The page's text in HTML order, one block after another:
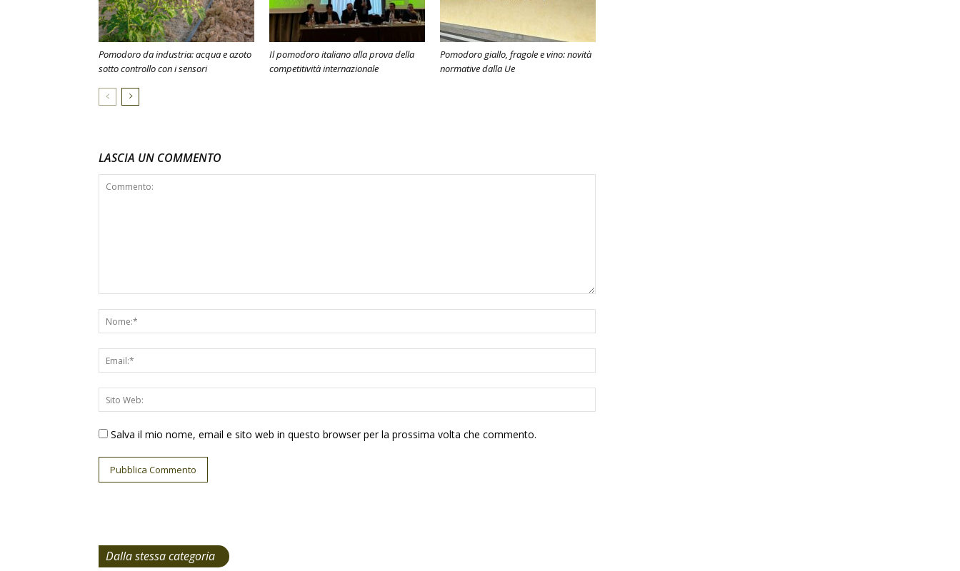
Pomodoro da industria: acqua e azoto
sotto controllo con i sensori
Il pomodoro italiano alla prova della
competitività internazionale
Pomodoro giallo, fragole e vino: novità
normative dalla Ue
LASCIA UN COMMENTO
Salva il mio nome, email e sito web in questo browser per la prossima volta che commento.
Dalla stessa categoria